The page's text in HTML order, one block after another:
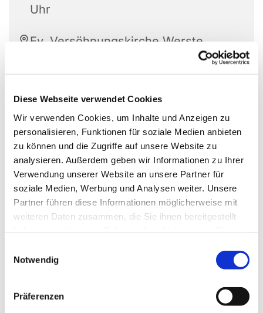
Diese Webseite verwendet Cookies
Wir verwenden Cookies, um Inhalte und Anzeigen zu
personalisieren, Funktionen für soziale Medien anbieten
zu können und die Zugriffe auf unsere Website zu
analysieren. Außerdem geben wir Informationen zu Ihrer
Verwendung unserer Website an unsere Partner für
soziale Medien, Werbung und Analysen weiter. Unsere
Partner führen diese Informationen möglicherweise mit
weiteren Daten zusammen, die Sie ihnen bereitgestellt
Notwendig
Präferenzen
Uhr
Ev. Versöhnungskirche Werste,
Oeynhausen